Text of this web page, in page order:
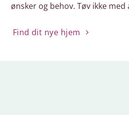
ønsker og behov. Tøv ikke
Find dit nye hjem